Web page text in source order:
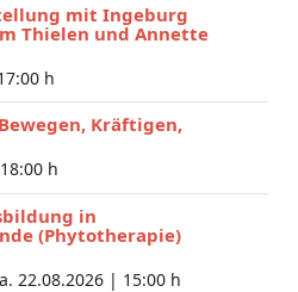
mit Ingeburg
Thielen und Annette
h
Kräftigen,
18:00 h
in
(Phytotherapie)
22.08.2026 | 15:00 h